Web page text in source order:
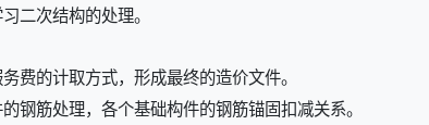
二次结构的处理。
费的计取方式，形成最终的造价文件。
钢筋处理，各个基础构件的钢筋锚固扣减关系。